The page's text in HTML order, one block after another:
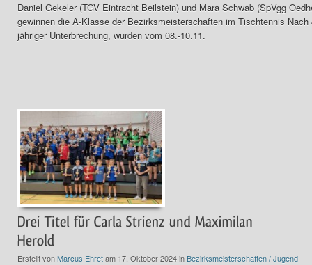
Daniel Gekeler (TGV Eintracht Beilstein) und Mara Schwab (SpVgg
gewinnen die A-Klasse der Bezirksmeisterschaften im Tischtennis Nach
jähriger Unterbrechung, wurden vom 08.-10.11.
Erstellt vonMarcus Ehretam 17. Oktober 2024 inBezirksmeisterschaften / Jugend